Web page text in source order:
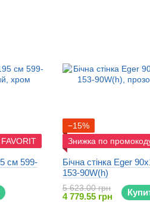
см 599-
−15%
Знижка по
Бічна стінка Eger
153-90W(h)
5 623.00 грн
4 779.55 грн